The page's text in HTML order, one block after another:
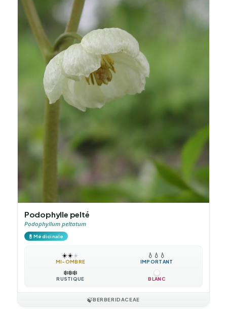
Podophylle pelté
Podophyllum peltatum
💊Médicinale
☀️☀️☀️
MI-OMBRE
💧 💧 💧
IMPORTANT
❄️❄️❄️
RUSTIQUE BLANC
🍃BERBERIDACEAE